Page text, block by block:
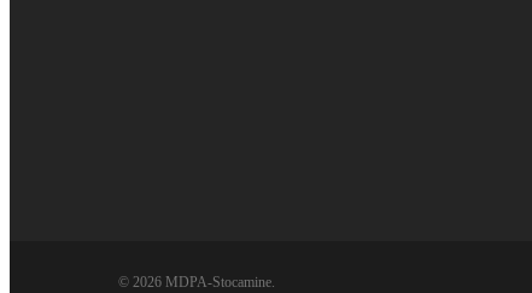
© 2026 MDPA-Stocamine.